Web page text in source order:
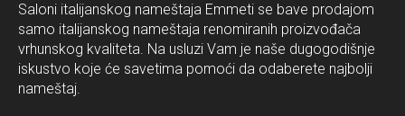
Saloni italijanskog nameštaja Emmeti se bave prodajom
samo italijanskog nameštaja renomiranih proizvođača
vrhunskog kvaliteta. Na usluzi Vam je naše dugogodišnje
iskustvo koje će savetima pomoći da odaberete najbolji
nameštaj.